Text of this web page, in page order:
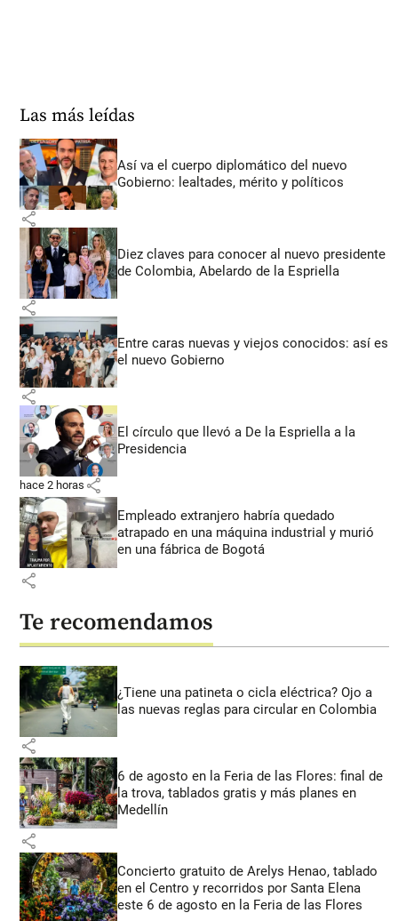
Las más leídas
Así va el cuerpo diplomático del nuevo
Gobierno: lealtades, mérito y políticos
share
Diez claves para conocer al nuevo presidente
de Colombia, Abelardo de la Espriella
share
Entre caras nuevas y viejos conocidos: así es
el nuevo Gobierno
share
El círculo que llevó a De la Espriella a la
Presidencia
hace 2 horas share
Empleado extranjero habría quedado
atrapado en una máquina industrial y murió
en una fábrica de Bogotá
share
Te recomendamos
¿Tiene una patineta o cicla eléctrica? Ojo a
las nuevas reglas para circular en Colombia
share
6 de agosto en la Feria de las Flores: final de
la trova, tablados gratis y más planes en
Medellín
share
Concierto gratuito de Arelys Henao, tablado
en el Centro y recorridos por Santa Elena
este 6 de agosto en la Feria de las Flores